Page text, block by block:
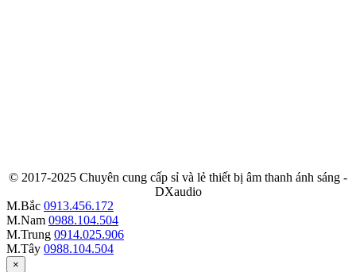
© 2017-2025 Chuyên cung cấp sỉ và lẻ thiết bị âm thanh ánh sáng -
DXaudio
M.Bắc 0913.456.172
M.Nam 0988.104.504
M.Trung 0914.025.906
M.Tây 0988.104.504
×